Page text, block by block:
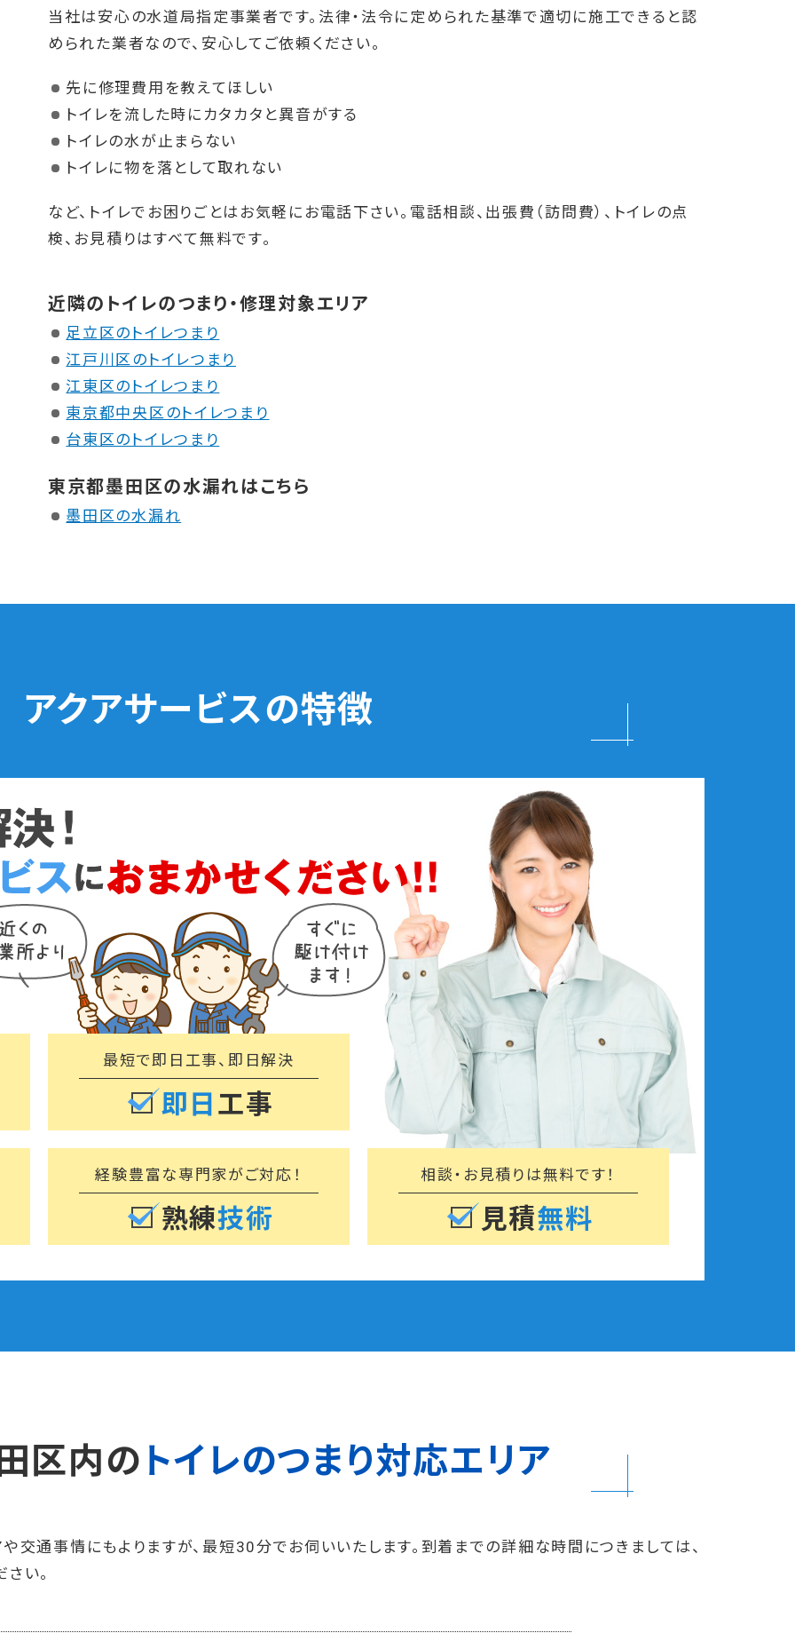
当社は安心の水道局指定事業者です。法律・法令に定められた基準で適切に施工できると認
められた業者なので、安心してご依頼ください。
先に修理費用を教えてほしい
トイレを流した時にカタカタと異音がする
トイレの水が止まらない
トイレに物を落として取れない
など、トイレでお困りごとはお気軽にお電話下さい。電話相談、出張費（訪問費）、トイレの点
検、お見積りはすべて無料です。
近隣のトイレのつまり・修理対象エリア
足立区のトイレつまり
江戸川区のトイレつまり
江東区のトイレつまり
東京都中央区のトイレつまり
台東区のトイレつまり
東京都墨田区の水漏れはこちら
墨田区の水漏れ
アクアサービスの特徴
即日 工事
最短で即日工事、即日解決
熟練技術
経験豊富な専門家がご対応！
見積無料
相談・お見積りは無料です！
区内の トイレのつまり対応エリア
交通事情にもよりますが、最短30分でお伺いいたします。到着までの詳細な時間につきましては、
い。